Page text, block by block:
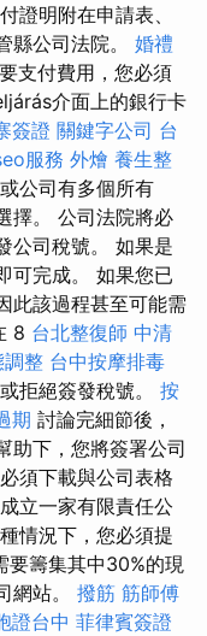
證明附在申請表、
縣公司法院。 婚禮
支付費用，您必須
介面上的銀行卡
簽證 關鍵字公司 台
服務 外燴 養生整
公司有多個所有
擇。 公司法院將必
公司稅號。 如果是
可完成。 如果您已
此該過程甚至可能需
8 台北整復師 中清
調整 台中按摩排毒
拒絕簽發稅號。 按
期 討論完細節後，
助下，您將簽署公司
須下載與公司表格
立一家有限責任公
情況下，您必須提
籌集其中30%的現
網站。 撥筋 筋師傅
證台中 菲律賓簽證